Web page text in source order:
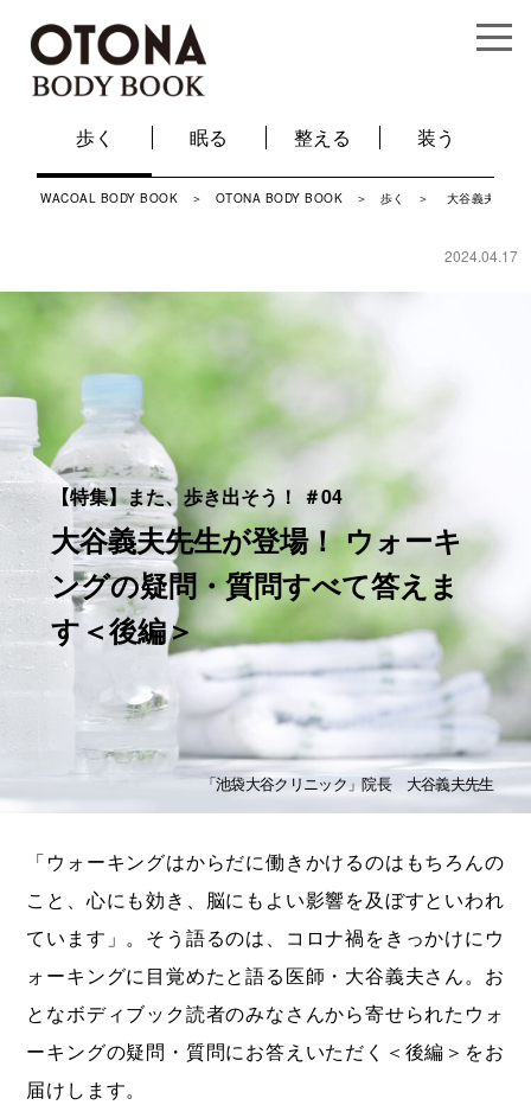
歩く 眠る 整える 装う
WACOAL BODY BOOK ＞ OTONA BODY BOOK ＞ 歩く ＞ 大谷義夫先生が
2024.04.17
【特集】また、歩き出そう！ ＃04
大谷義夫先生が登場！ ウォーキ
ングの疑問・質問すべて答えま
す＜後編＞
「池袋大谷クリニック」院長 大谷義夫先生
「ウォーキングはからだに働きかけるのはもちろんの
こと、心にも効き、脳にもよい影響を及ぼすといわれ
ています」。そう語るのは、コロナ禍をきっかけにウ
ォーキングに目覚めたと語る医師・大谷義夫さん。お
となボディブック読者のみなさんから寄せられたウォ
ーキングの疑問・質問にお答えいただく＜後編＞をお
届けします。